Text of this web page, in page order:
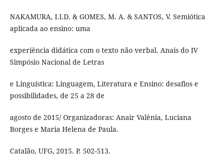
NAKAMURA, I.I.D. & GOMES, M. A. & SANTOS, V. Semiótica
aplicada ao ensino: uma
experiência didática com o texto não verbal. Anais do IV
Simpósio Nacional de Letras
e Linguística: Linguagem, Literatura e Ensino: desafios e
possibilidades, de 25 a 28 de
agosto de 2015/ Organizadoras: Anair Valênia, Luciana
Borges e Maria Helena de Paula.
Catalão, UFG, 2015. P. 502-513.